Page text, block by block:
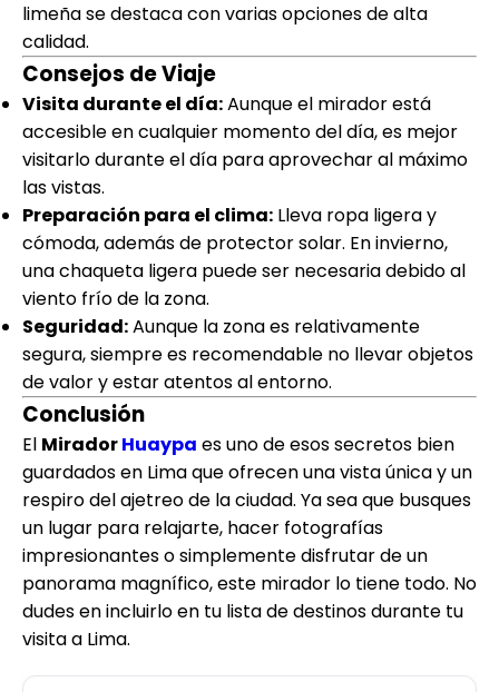
limeña se destaca con varias opciones de alta
calidad.
Consejos de Viaje
Visita durante el día:Aunque el mirador está
accesible en cualquier momento del día, es mejor
visitarlo durante el día para aprovechar al máximo
las vistas.
Preparación para el clima: Lleva ropa ligera y
cómoda, además de protector solar. En invierno,
una chaqueta ligera puede ser necesaria debido al
viento frío de la zona.
Seguridad:Aunque la zona es relativamente
segura, siempre es recomendable no llevar objetos
de valor y estar atentos al entorno.
Conclusión
El MiradorHuaypa es uno de esos secretos bien
guardados en Lima que ofrecen una vista única y un
respiro del ajetreo de la ciudad. Ya sea que busques
un lugar para relajarte, hacer fotografías
impresionantes o simplemente disfrutar de un
panorama magnífico, este mirador lo tiene todo. No
dudes en incluirlo en tu lista de destinos durante tu
visita a Lima.